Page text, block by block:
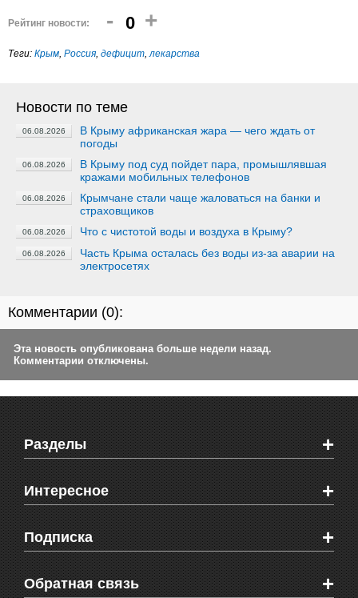
Рейтинг новости: - 0 +
Теги: Крым, Россия, дефицит,лекарства
Новости по теме
06.08.2026
В Крыму африканская жара — чего ждать от
погоды
06.08.2026
В Крыму под суд пойдет пара, промышлявшая
кражами мобильных телефонов
06.08.2026
Крымчане стали чаще жаловаться на банки и
страховщиков
06.08.2026 Что с чистотой воды и воздуха в Крыму?
06.08.2026
Часть Крыма осталась без воды из-за аварии на
электросетях
Комментарии (0):
Эта новость опубликована больше недели назад.
Комментарии отключены.
Разделы +
Новости Феодосии
Новости Крыма
Мировые новости
Объявления
Здоровье
СМС мнения читателей
Интересное +
Видео о Феодосии
Веб-камеры Феодосии
Блоги феодосийцев
Школы Феодосии
Подписка +
Печатная версия газеты "Кафа"
RSS
Обратная связь +